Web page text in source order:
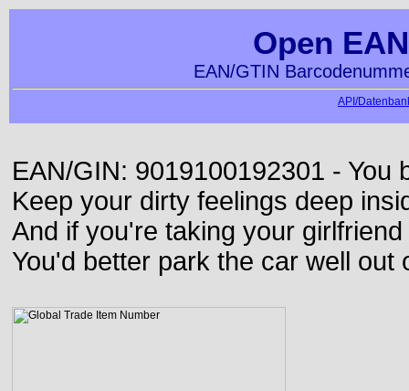
Open
EAN/GTIN
API/
EAN/GIN: 9019100192301 - You
Keep your dirty feelings deep
And if you're taking your
You'd better park the car well out